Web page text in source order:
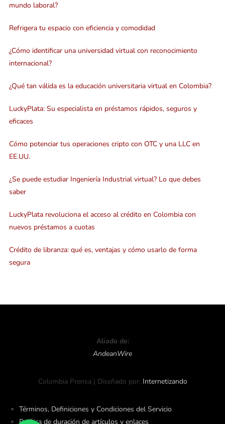
mundo laboral?
Refrigera tu espacio con eficiencia y comodidad
¿Cómo identificar una universidad virtual con reconocimiento
internacional?
¿Qué tan válida es la educación universitaria virtual en Colombia?
LuckyPlata: Su especialista en préstamos rápidos, seguros y
eficaces
Cómo potenciar tus operaciones cripto con OTC y una LLC en
EE.UU.
¿Se puede estudiar Ingeniería Industrial virtual? Lo que debes
saber
LuckyPlata revoluciona el acceso al crédito en Colombia con
nuevos préstamos a cuotas
Crédito de libranza: qué es, ventajas y cómo usarlo de forma
segura
Aliado de:
AndeanWire
Colombia Prensa | Diseñado por: Internetizando
Términos, Definiciones y Condiciones del Servicio
Política de duración de artículos y enlaces